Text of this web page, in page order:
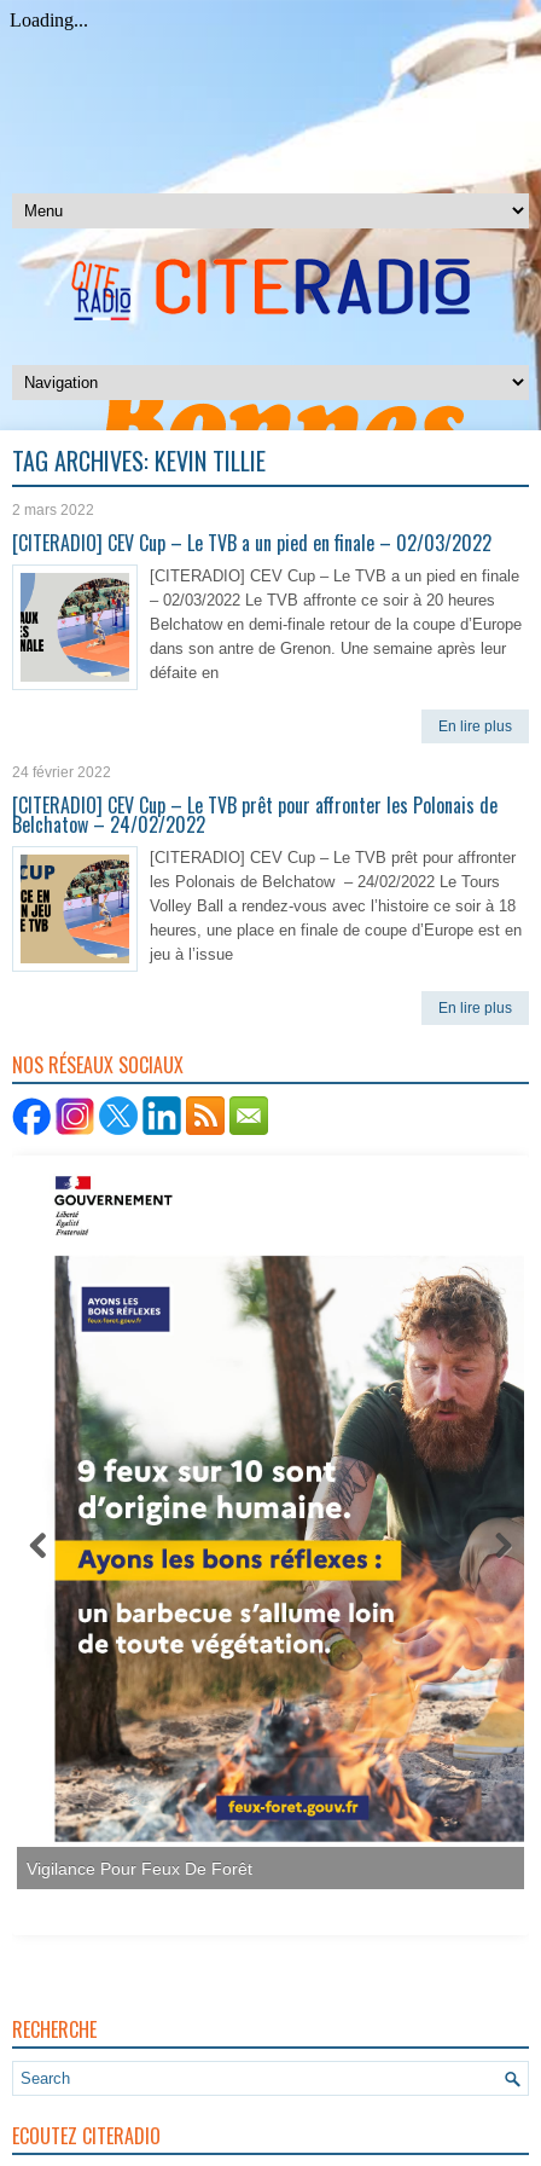
TAG ARCHIVES: KEVIN TILLIE
2 mars 2022
[CITERADIO] CEV Cup – Le TVB a un pied en finale – 02/03/2022
[CITERADIO] CEV Cup – Le TVB a un pied en finale
– 02/03/2022 Le TVB affronte ce soir à 20 heures
Belchatow en demi-finale retour de la coupe d’Europe
dans son antre de Grenon. Une semaine après leur
défaite en
En lire plus
24 février 2022
[CITERADIO] CEV Cup – Le TVB prêt pour affronter les Polonais de
Belchatow – 24/02/2022
[CITERADIO] CEV Cup – Le TVB prêt pour affronter
les Polonais de Belchatow – 24/02/2022 Le Tours
Volley Ball a rendez-vous avec l’histoire ce soir à 18
heures, une place en finale de coupe d’Europe est en
jeu à l’issue
En lire plus
NOS RÉSEAUX SOCIAUX
Vigilance Pour Feux De Forêt
RECHERCHE
ECOUTEZ CITERADIO